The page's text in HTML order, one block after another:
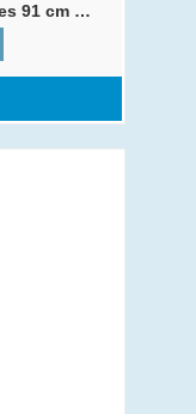
Carillon Premiere Grande Tunes 91 cm Or rose